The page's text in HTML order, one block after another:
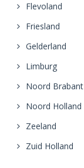
Flevoland
Friesland
Gelderland
Limburg
Noord Brabant
Noord Holland
Zeeland
Zuid Holland